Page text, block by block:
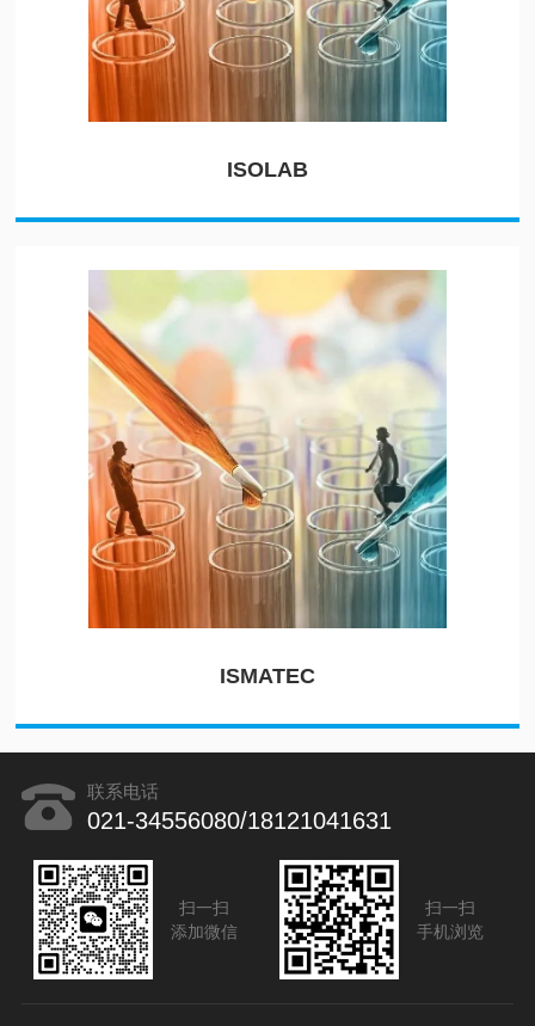
ISOLAB
ISMATEC
联系电话
021-34556080/18121041631
扫一扫
添加微信
扫一扫
手机浏览